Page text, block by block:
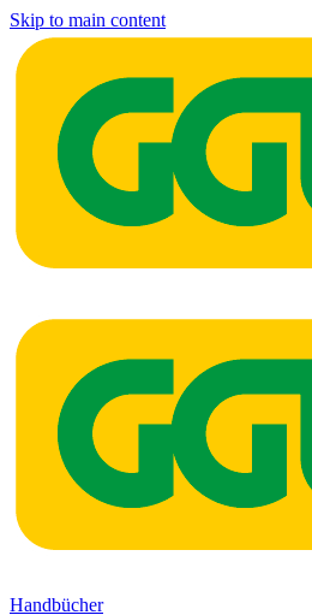
Skip to main content
Handbücher